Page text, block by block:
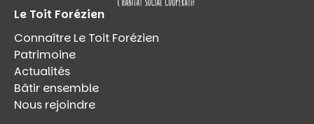
Le Toit Forézien
Connaître Le Toit Forézien
Patrimoine
Actualités
Bâtir ensemble
Nous rejoindre